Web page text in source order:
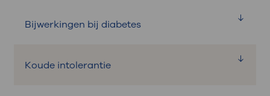
Bijwerkingen bij diabetes
Wat is het?
Koude intolerantie